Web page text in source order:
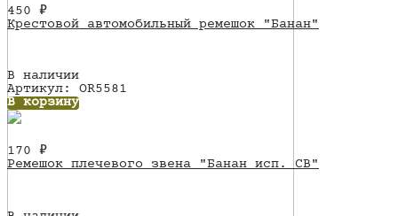
450 ₽
Крестовой автомобильный ремешок "Банан"
В наличии
Артикул: OR5581
В корзину
170 ₽
Ремешок плечевого звена "Банан исп. СВ"